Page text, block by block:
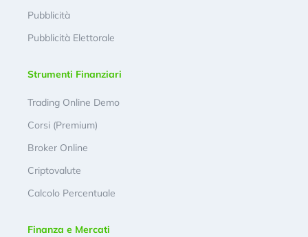
Pubblicità
Pubblicità Elettorale
Strumenti Finanziari
Trading Online Demo
Corsi (Premium)
Broker Online
Criptovalute
Calcolo Percentuale
Finanza e Mercati